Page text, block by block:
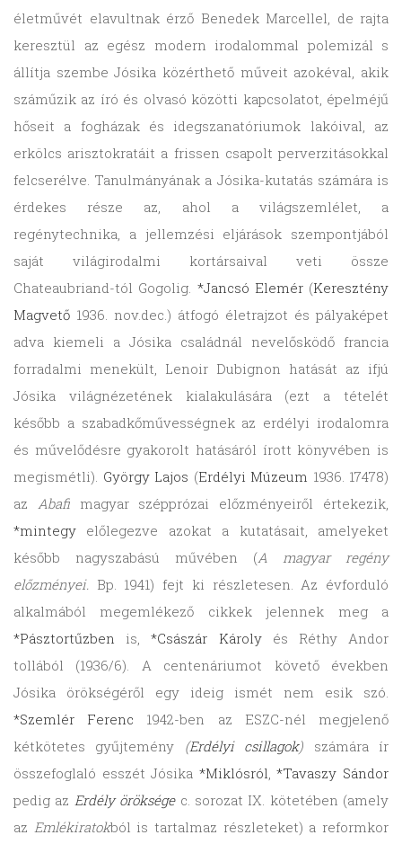
életművét elavultnak érző Benedek Marcellel, de rajta
keresztül az egész modern irodalommal polemizál s
állítja szembe Jósika közérthető műveit azokéval, akik
száműzik az író és olvasó közötti kapcsolatot, épelméjű
hőseit a fogházak és idegszanatóriumok lakóival, az
erkölcs arisztokratáit a frissen csapolt perverzitásokkal
felcserélve. Tanulmányának a Jósika-kutatás számára is
érdekes része az, ahol a világszemlélet, a
regénytechnika, a jellemzési eljárások szempontjából
saját világirodalmi kortársaival veti össze
Chateaubriand-tól Gogolig. *Jancsó Elemér(Keresztény
Magvető 1936. nov.dec.) átfogó életrajzot és pályaképet
adva kiemeli a Jósika családnál nevelősködő francia
forradalmi menekült, Lenoir Dubignon hatását az ifjú
Jósika világnézetének kialakulására (ezt a tételét
később a szabadkőművességnek az erdélyi irodalomra
és művelődésre gyakorolt hatásáról írott könyvében is
megismétli). György Lajos (Erdélyi Múzeum 1936. 17478)
az Abafimagyar szépprózai előzményeiről értekezik,
*mintegy előlegezve azokat a kutatásait, amelyeket
később nagyszabású művében (A magyar regény
előzményei. Bp. 1941) fejt ki részletesen. Az évforduló
alkalmából megemlékező cikkek jelennek meg a
*Pásztortűzben is,*Császár Károlyés Réthy Andor
tollából (1936/6). A centenáriumot követő években
Jósika örökségéről egy ideig ismét nem esik szó.
*Szemlér Ferenc 1942-ben az ESZC-nél megjelenő
kétkötetes gyűjtemény (Erdélyi csillagok) számára ír
összefoglaló esszét Jósika *Miklósról,*Tavaszy Sándor
pedig az Erdély örökségec. sorozat IX. kötetében (amely
az Emlékiratokból is tartalmaz részleteket) a reformkor